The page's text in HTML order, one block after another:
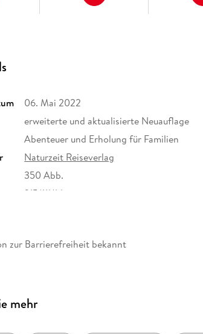
06. Mai 2022
erweiterte und aktualisierte Neuauflage
Abenteuer und Erholung für Familien
Naturzeit Reiseverlag
350 Abb.
215/111/14 mm
zur Barrierefreiheit bekannt
mehr